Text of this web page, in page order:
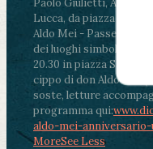
Lucca, da piazza San
Aldo Mei - Passeggiata
dei luoghi simbolo della
20.30 in piazza San
cippo di don Aldo Mei
soste, letture
programma qui:
aldo-mei-
MoreSee Less